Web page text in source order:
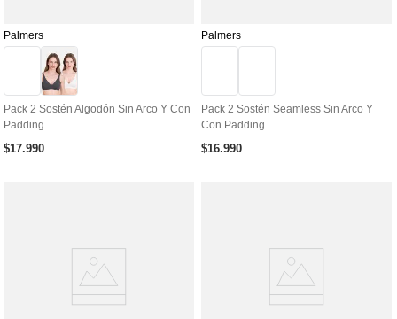
Palmers
Pack 2 Sostén Algodón Sin Arco Y Con
Padding
$17.990
Palmers
Pack 2 Sostén Seamless Sin Arco Y
Con Padding
$16.990